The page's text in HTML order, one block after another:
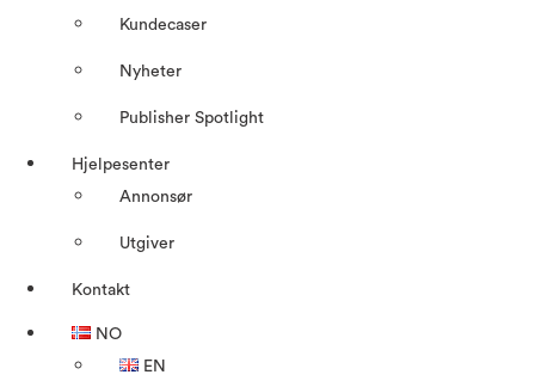
Kundecaser
Nyheter
Publisher Spotlight
Hjelpesenter
Annonsør
Utgiver
Kontakt
NO
EN